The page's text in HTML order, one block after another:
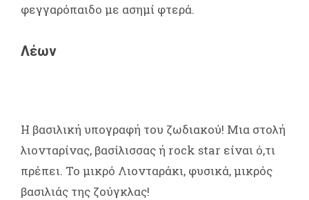
φεγγαρόπαιδο με ασημί φτερά.
Λέων
Η βασιλική υπογραφή του ζωδιακού! Μια στολή
λιονταρίνας, βασίλισσας ή rock star είναι ό,τι
πρέπει. Το μικρό Λιονταράκι, φυσικά, μικρός
βασιλιάς της ζούγκλας!